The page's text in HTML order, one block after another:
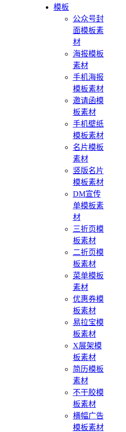
模板
公众号封
面模板素
材
海报模板
素材
手机海报
模板素材
邀请函模
板素材
手机壁纸
模板素材
名片模板
素材
竖版名片
模板素材
DM宣传
单模板素
材
三折页模
板素材
二折页模
板素材
菜单模板
素材
优惠券模
板素材
易拉宝模
板素材
X展架模
板素材
简历模板
素材
不干胶模
板素材
横幅广告
模板素材